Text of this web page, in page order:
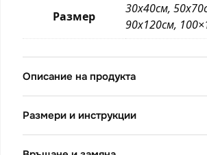
Размер
30х40см,
90х120см,
Описание на продукта
Размери и инструкции